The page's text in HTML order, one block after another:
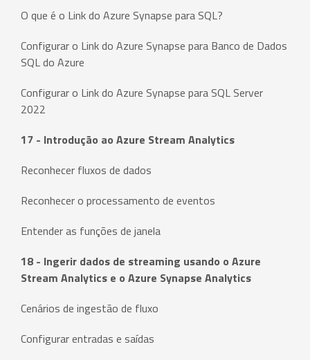
O que é o Link do Azure Synapse para SQL?
Configurar o Link do Azure Synapse para Banco de Dados
SQL do Azure
Configurar o Link do Azure Synapse para SQL Server
2022
17 - Introdução ao Azure Stream Analytics
Reconhecer fluxos de dados
Reconhecer o processamento de eventos
Entender as funções de janela
18 - Ingerir dados de streaming usando o Azure
Stream Analytics e o Azure Synapse Analytics
Cenários de ingestão de fluxo
Configurar entradas e saídas